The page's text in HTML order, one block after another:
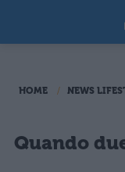
HOME NEWS
Quando